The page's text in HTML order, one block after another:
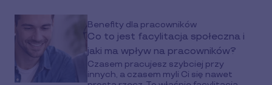
Benefity dla pracowników
Co to jest facylitacja społeczna i
jaki ma wpływ na pracowników?
Czasem pracujesz szybciej przy
innych, a czasem myli Ci się nawet